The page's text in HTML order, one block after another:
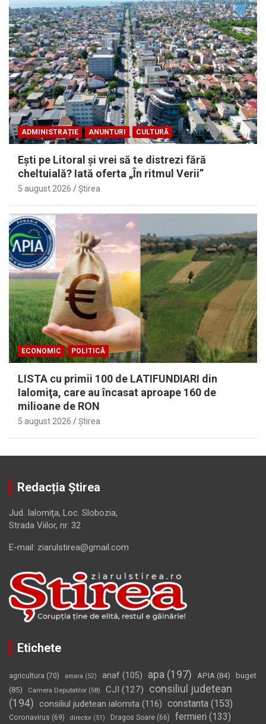
ADMINISTRAȚIE ANUNTURI CULTURĂ
Eşti pe Litoral şi vrei să te distrezi fără
cheltuială? Iată oferta „În ritmul Verii”
5 august 2026 Ştirea
ECONOMIC POLITICĂ
LISTA cu primii 100 de LATIFUNDIARI din
Ialomiţa, care au încasat aproape 160 de
milioane de RON
5 august 2026 Ştirea
Redacția Știrea
Jud. Ialomiţa, Loc. Slobozia,
Strada Viilor, nr. 32
E-mail: ziarulstirea@gmail.com
Etichete
agricultura (70) amara (52) anaf (105) apa (197) APIA (84)
buget
(85)
Camera Deputatilor (58) CJI (127)
consiliul judetean
(194) consiliul judetean ialomita (116) constanta (153)
Coronavirus (69) director (51) Dragos Soare (66) fermieri (133)